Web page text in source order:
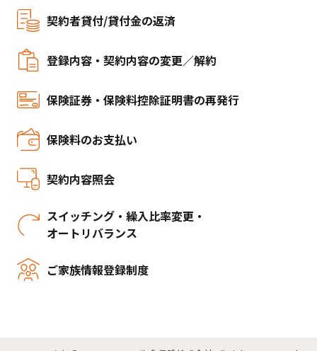
契約者貸付/貸付金の返済
登録内容・契約内容の変更／解約
保険証券・保険料控除証明書の再発行
保険料のお支払い
契約内容照会
スイッチング・繰入比率変更・
オートリバランス
ご家族情報登録制度